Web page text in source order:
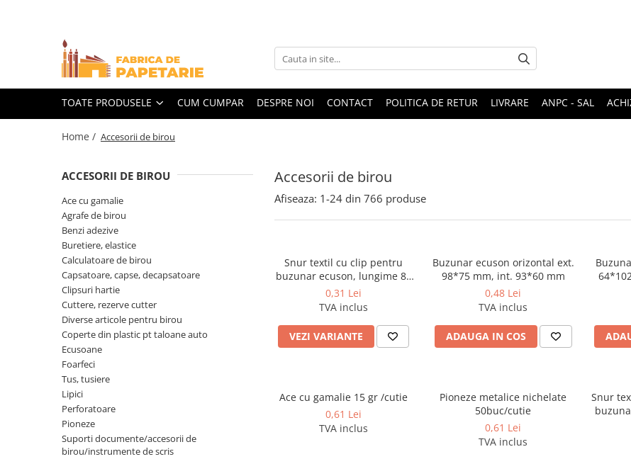
Toate Produsele
Hartie si articole din hartie
Hartie color pentru copiator
Papetarie personalizata
Notes adeziv si index adeziv
Bloc Notes-uri brosate
Bloc Notes-uri spiralizate
Plicuri personalizate
Tipizate autocopiative
Tipizate autocopiative
personalizate
Tipizate offset
Tipizate offset personalizate
Rezerva cub notes
TOATE PRODUSELE CUM CUMPAR DESPRE NOI CONTACT POLITICA DE RETUR LIVRARE ANPC - SAL
Home / Accesorii de birou
Accesorii de birou
ACCESORII DE BIROU
Ace cu gamalie
Agrafe de birou
Benzi adezive
Buretiere, elastice
Calculatoare de birou
Capsatoare, capse, decapsatoare
Clipsuri hartie
Cuttere, rezerve cutter
Diverse articole pentru birou
Coperte din plastic pt taloane auto
Ecusoane
Foarfeci
Tus, tusiere
Lipici
Perforatoare
Pioneze
Suporti documente/accesorii de
birou/instrumente de scris
Afiseaza: 1-24 din 766 produse
Snur textil cu clip pentru
buzunar ecuson, lungime 85
cm
0,31 Lei
TVA inclus
VEZI VARIANTE
Buzunar ecuson orizontal ext.
98*75 mm, int. 93*60 mm
0,48 Lei
TVA inclus
ADAUGA IN COS
Ace cu gamalie 15 gr /cutie
0,61 Lei
TVA inclus
Pioneze metalice nichelate
50buc/cutie
0,61 Lei
TVA inclus
Snur